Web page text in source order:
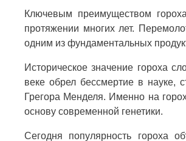
Ключевым преимуществом
протяжении многих лет.
одним из фундаментальных
Историческое значение гороха
веке обрел бессмертие в науке,
Грегора Менделя. Именно на
основу современной генетики.
Сегодня популярность гороха